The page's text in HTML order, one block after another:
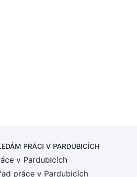
PRÁCI V PARDUBICÍCH
v Pardubicích
práce v Pardubicích